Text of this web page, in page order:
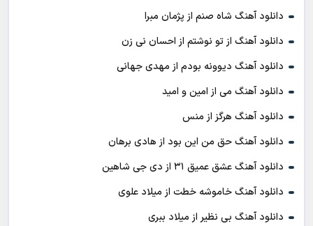
دانلود آهنگ شاه صنم از پژمان مبرا
دانلود آهنگ از تو نوشتم از احسان نی زن
دانلود آهنگ دیوونه بودم از مهدی جهانی
دانلود آهنگ می از امین و امید
دانلود آهنگ هرگز از منس
دانلود آهنگ حق من این بود از هادی برهان
دانلود آهنگ عشق عمیق ۳۱ از دی جی شاهین
دانلود آهنگ خاموشه خطت از میلاد علوی
دانلود آهنگ بی نظیر از میلاد ببری